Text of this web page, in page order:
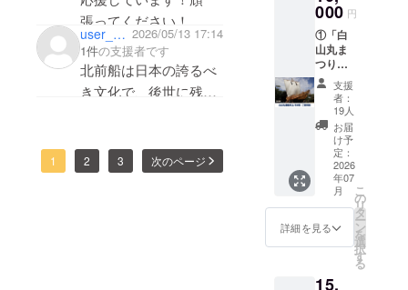
張ってください！
user_8db70e804b44 2026/05/13 17:14
1件の支援者です
北前船は日本の誇るべ
き文化で、後世に残す
張ってください！
1 2 3 次のページ
館・千
石船
「白山
丸」展
示館」
招待券
（2枚）
※実物
大に復
元され
た「白
山丸」
を常時
展示し
ている
展示館
000 円
①「白
山丸ま
つり」
特製オ
リジナ
ルTシャ
ツ（デ
ザイン
は変わ
る場合
があり
す。）
②「オ
リジナ
ル御船
A6サイ
支援
者：
19人
お届
け予
定：
2026
年07
月
詳細を見る
こ
の
リ
タ
ー
ン
を
選
択
す
る
15,